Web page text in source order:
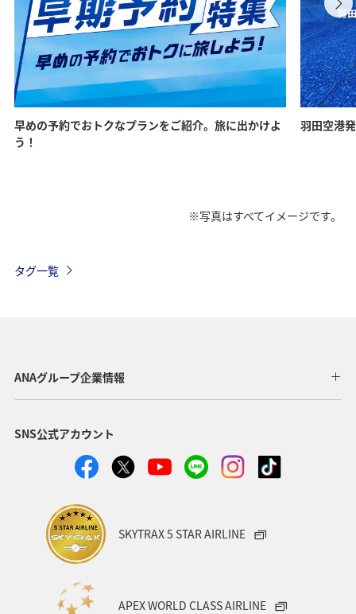
早めの予約でおトクなプランをご紹介。旅に出かけよ
う！
羽田空港
※写真はすべてイメージです。
タグ一覧
ANAグループ企業情報
SNS公式アカウント
SKYTRAX 5 STAR AIRLINE
APEX WORLD CLASS AIRLINE